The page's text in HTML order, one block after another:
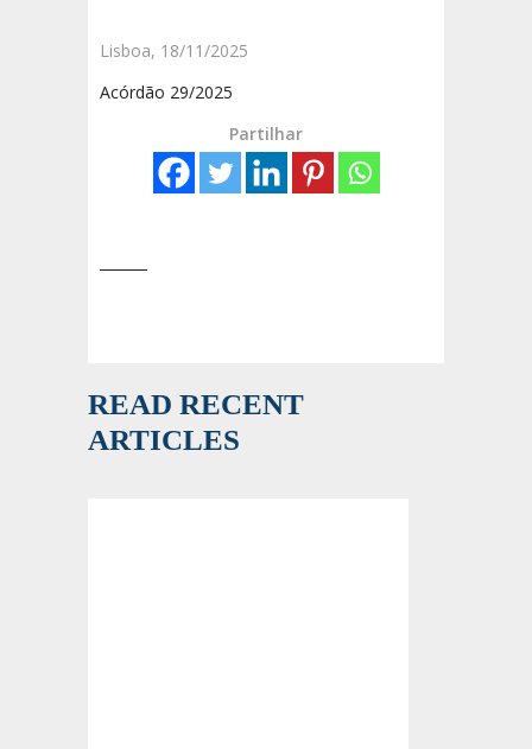
Lisboa, 18/11/2025
Acórdão 29/2025
Partilhar
READ RECENT
ARTICLES